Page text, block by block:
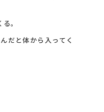
。
だと体から入ってく